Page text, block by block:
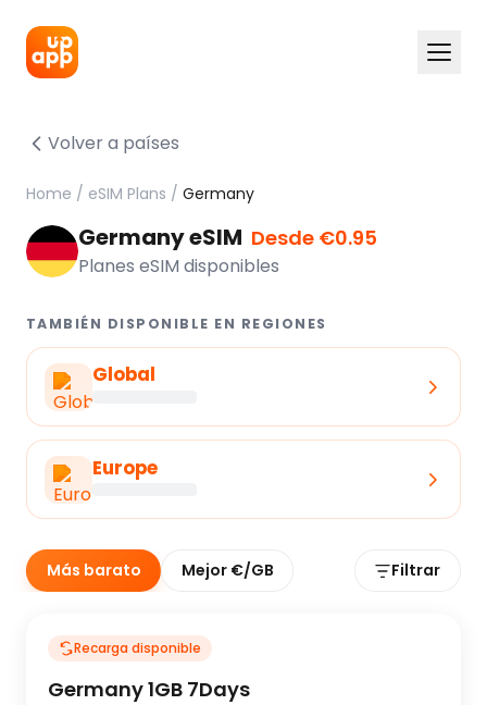
Volver a países
Home / eSIM Plans / Germany
Germany eSIM Desde €0.95
Planes eSIM disponibles
TAMBIÉN DISPONIBLE EN REGIONES
Global
Europe
Más barato Mejor €/GB Filtrar
Recarga disponible
Germany 1GB 7Days